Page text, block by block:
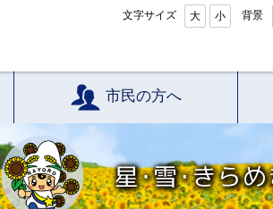
文字サイズ 大 小 背景
市民の方へ
星・雪・き